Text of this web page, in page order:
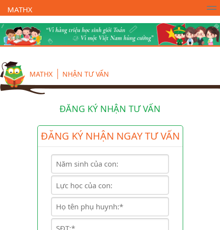
MATHX
Trường Toán Online MATHX Học toán - Lớp 1
MATHX NHẬN TƯ VẤN
ĐĂNG KÝ NHẬN TƯ VẤN
ĐĂNG KÝ NHẬN NGAY TƯ VẤN